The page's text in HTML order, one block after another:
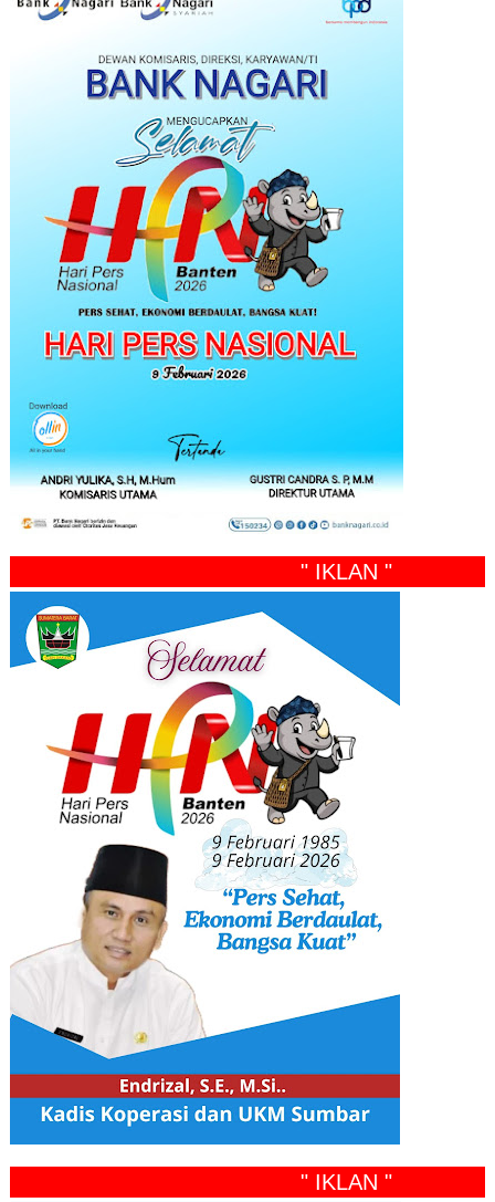
" IKLAN "
" IKLAN "